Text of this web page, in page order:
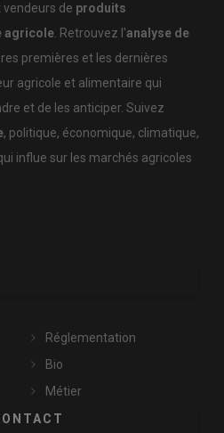
à l’échelle
prépare son expansion
à l’activation du passeport
permettant, après
des différents pays, de
: Le Brésil pourra-t-il
sa viande et volaille vers l’UE
de produits
agricole. Retrouvez l'analyse de
premières et les dernières
agricole et alimentaire qui
et de les anticiper. Suivez
, politique, économique, climatique,
influe sur les marchés agricoles
Réglementation
Bio
Métier